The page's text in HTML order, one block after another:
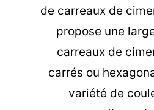
de carreaux de
propose une
carreaux de
carrés ou
variété de